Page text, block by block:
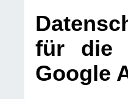
für die
Google